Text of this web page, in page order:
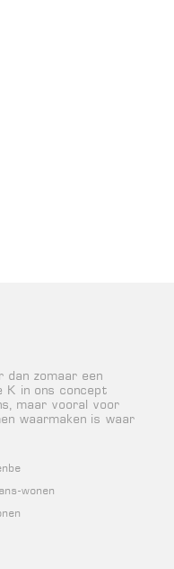
dan zomaar een
K in ons concept
maar vooral voor
waarmaken is waar
wonen